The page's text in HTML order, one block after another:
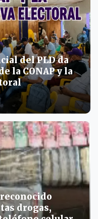
del PLD da
la CONAP y la
drogas,